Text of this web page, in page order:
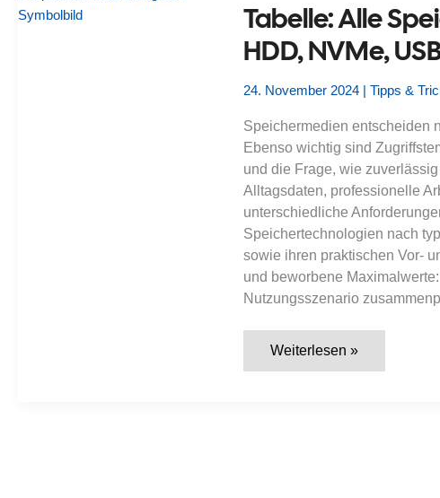
HDD
wirklich?
Tabelle: Alle
HDD, NVMe,
24. November 2024 | Tipps &
Speichermedien entscheiden
Ebenso wichtig sind
und die Frage, wie
Alltagsdaten, professionelle
unterschiedliche
Speichertechnologien nach
sowie ihren praktischen Vor-
und beworbene
Nutzungsszenario
Tabelle:
Weiterlesen »